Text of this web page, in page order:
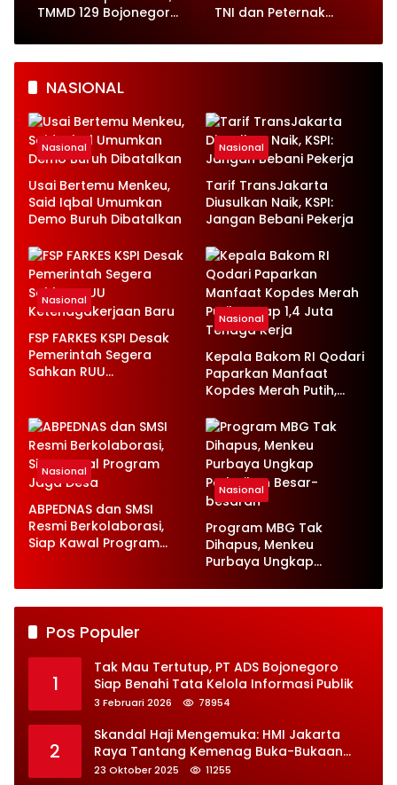
TMMD 129 Bojonegoro
Pesat
TNI dan Peternak
NASIONAL
Nasional
Usai Bertemu Menkeu,
Said Iqbal Umumkan
Demo Buruh Dibatalkan
Nasional
Tarif TransJakarta
Diusulkan Naik, KSPI:
Jangan Bebani Pekerja
Nasional
FSP FARKES KSPI Desak
Pemerintah Segera
Sahkan RUU
Nasional
Kepala Bakom RI Qodari
Paparkan Manfaat
Kopdes Merah Putih,
Kerja
Nasional
ABPEDNAS dan SMSI
Resmi Berkolaborasi,
Siap Kawal Program
Nasional
Program MBG Tak
Dihapus, Menkeu
Purbaya Ungkap
Pos Populer
1
Tak Mau Tertutup, PT ADS Bojonegoro
Siap Benahi Tata Kelola Informasi Publik
3 Februari 2026 78954
2
Skandal Haji Mengemuka: HMI Jakarta
Raya Tantang Kemenag Buka-Bukaan
Soal Kontrak Syarekah Bermasalah
23 Oktober 2025 11255